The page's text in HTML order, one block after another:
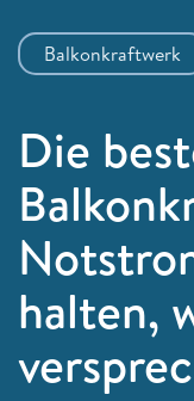
Balkonkraftwerk
Die
halten,